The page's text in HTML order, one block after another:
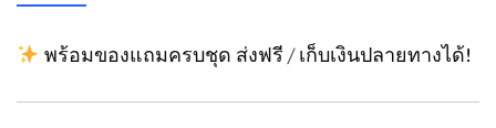
พร้อมของแถมครบชุด ส่งฟรี / เก็บเงินปลายทางได้!